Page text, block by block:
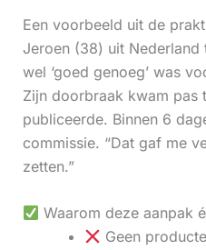
Een voorbeeld uit de
Jeroen (38) uit
wel ‘goed genoeg’ was
Zijn doorbraak kwam pas
publiceerde. Binnen 6
commissie. “Dat gaf me
zetten.”
Waarom deze aanpak
Geen